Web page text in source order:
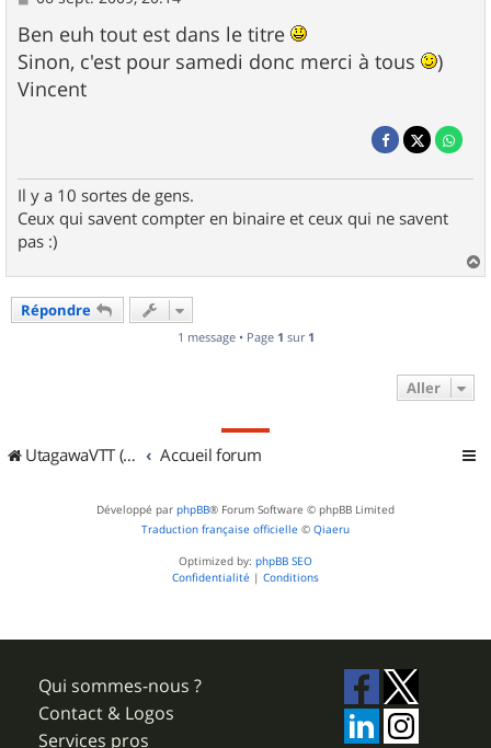
s
s
a
g
e
Ben euh tout est dans le titre
Sinon, c'est pour samedi donc merci à tous
)
Vincent
Il y a 10 sortes de gens.
Ceux qui savent compter en binaire et ceux qui ne savent
pas :)
a
Répondre
1 message • Page 1 sur 1
Aller
UtagawaVTT (Randos VTT et VTTAE avec traces GPS) Accueil forum
Développé par phpBB® Forum Software © phpBB Limited
Traduction française officielle © Qiaeru
Optimized by: phpBB SEO
Confidentialité | Conditions
Qui sommes-nous ?
Contact & Logos
Services pros